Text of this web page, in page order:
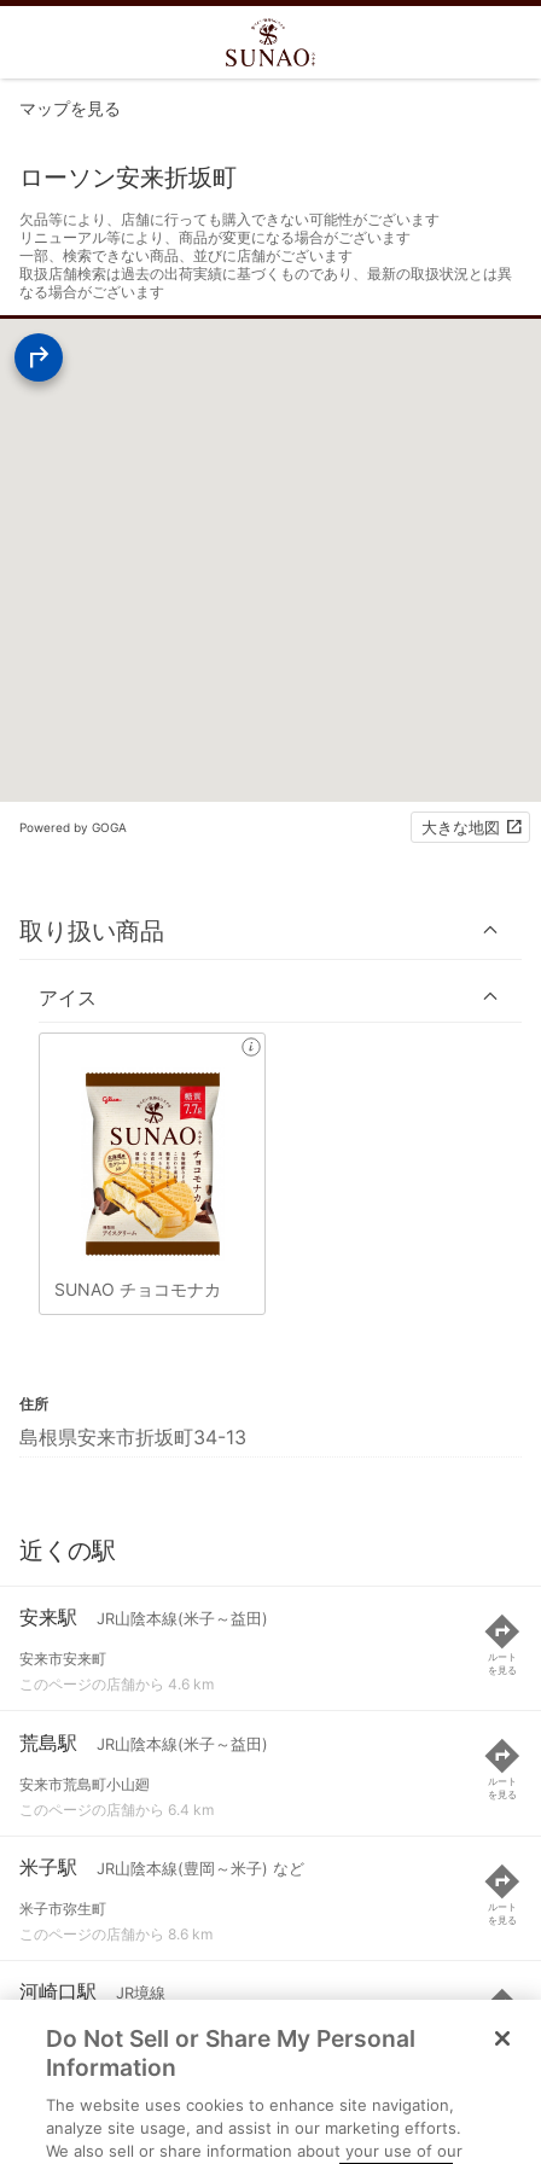
マップを見る
ローソン安来折坂町
欠品等により、店舗に行っても購入できない可能性がございます
リニューアル等により、商品が変更になる場合がございます
一部、検索できない商品、並びに店舗がございます
取扱店舗検索は過去の出荷実績に基づくものであり、最新の取扱状況とは異
なる場合がございます
Powered by GOGA 大きな地図
取り扱い商品
アイス
SUNAO チョコモナカ
住所
島根県安来市折坂町34-13
近くの駅
安来駅 JR山陰本線(米子～益田)
安来市安来町
このページの店舗から 4.6 km
ルート
を見る
荒島駅 JR山陰本線(米子～益田)
安来市荒島町小山廻
このページの店舗から 6.4 km
ルート
を見る
米子駅 JR山陰本線(豊岡～米子) など
米子市弥生町
このページの店舗から 8.6 km
ルート
を見る
河崎口駅 JR境線
米子市河崎
このページの店舗から 9.1 km
ルート
を見る
三本松口駅
米子市両三柳
Do Not Sell or Share My Personal
Information
The website uses cookies to enhance site navigation,
analyze site usage, and assist in our marketing efforts.
We also sell or share information about your use of our